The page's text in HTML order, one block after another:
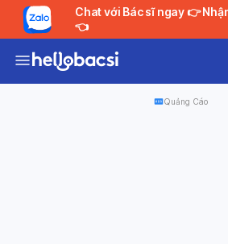
Chat với Bác sĩ ngay 👉 Nhận tư vấn MIỄN PHÍ
👈
Quảng Cáo